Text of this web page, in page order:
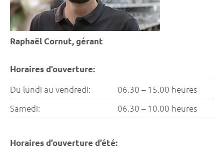
Raphaël Cornut, gérant
Horaires d’ouverture:
Du lundi au vendredi:
06.30 – 15.00 heures
Samedi:
06.30 – 10.00 heures
Horaires d’ouverture d’été: